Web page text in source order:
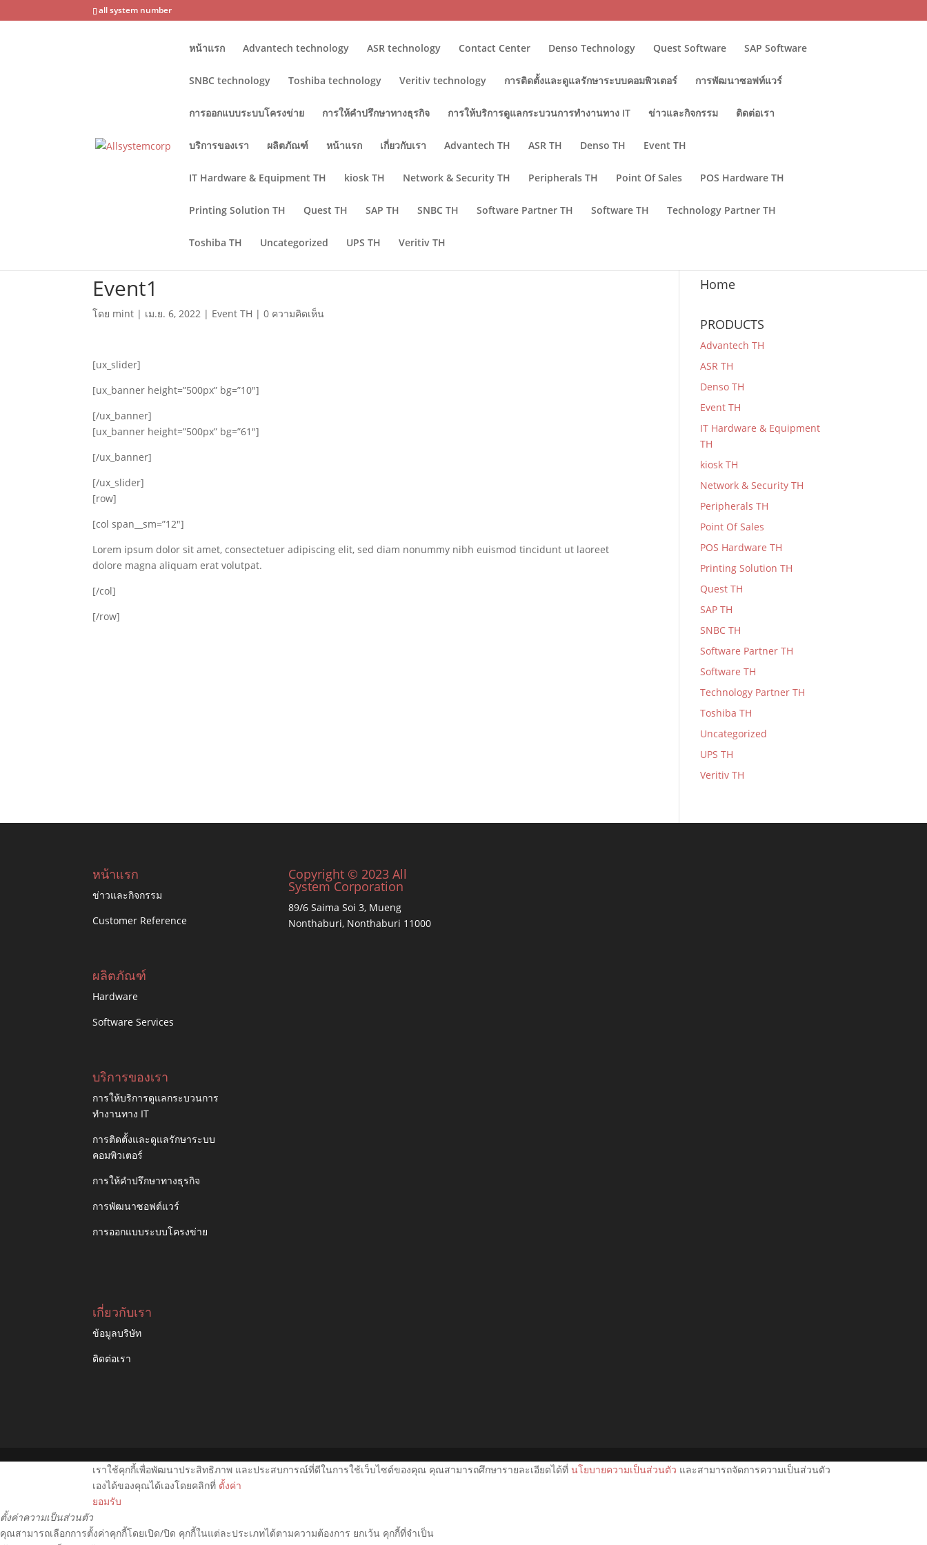
all system number
หน้าแรก Advantech technology ASR technology Contact Center Denso Technology Quest Software SAP Software
SNBC technology Toshiba technology Veritiv technology การติดตั้งและดูแลรักษาระบบคอมพิวเตอร์ การพัฒนาซอฟท์แวร์
การออกแบบระบบโครงข่าย การให้คำปรึกษาทางธุรกิจ การให้บริการดูแลกระบวนการทำงานทาง IT ข่าวและกิจกรรม ติดต่อเรา
บริการของเรา ผลิตภัณฑ์ หน้าแรก เกี่ยวกับเรา Advantech TH ASR TH Denso TH Event TH
IT Hardware & Equipment TH kiosk TH Network & Security TH Peripherals TH Point Of Sales POS Hardware TH
Printing Solution TH Quest TH SAP TH SNBC TH Software Partner TH Software TH Technology Partner TH
Toshiba TH Uncategorized UPS TH Veritiv TH
Event1
โดย mint | เม.ย. 6, 2022 | Event TH |0 ความคิดเห็น
[ux_slider]
[ux_banner height=”500px” bg=”10″]
[/ux_banner]
[ux_banner height=”500px” bg=”61″]
[/ux_banner]
[/ux_slider]
[row]
[col span__sm=”12″]
Lorem ipsum dolor sit amet, consectetuer adipiscing elit, sed diam nonummy nibh euismod tincidunt ut laoreet
dolore magna aliquam erat volutpat.
[/col]
[/row]
Home
PRODUCTS
Advantech TH
ASR TH
Denso TH
Event TH
IT Hardware & Equipment
TH
kiosk TH
Network & Security TH
Peripherals TH
Point Of Sales
POS Hardware TH
Printing Solution TH
Quest TH
SAP TH
SNBC TH
Software Partner TH
Software TH
Technology Partner TH
Toshiba TH
Uncategorized
UPS TH
Veritiv TH
หน้าแรก
ข่าวและกิจกรรม
Customer Reference
ผลิตภัณฑ์
Hardware
Software Services
บริการของเรา
การให้บริการดูแลกระบวนการ
ทำงานทาง IT
การติดตั้งและดูแลรักษาระบบ
คอมพิวเตอร์
การให้คำปรึกษาทางธุรกิจ
การพัฒนาซอฟต์แวร์
การออกแบบระบบโครงข่าย
เกี่ยวกับเรา
ข้อมูลบริษัท
ติดต่อเรา
Copyright © 2023 All
System Corporation
89/6 Saima Soi 3, Mueng
Nonthaburi, Nonthaburi 11000
เราใช้คุกกี้เพื่อพัฒนาประสิทธิภาพ และประสบการณ์ที่ดีในการใช้เว็บไซต์ของคุณ คุณสามารถศึกษารายละเอียดได้ที่นโยบายความเป็นส่วนตัว และสามารถจัดการความเป็นส่วนตัว
เองได้ของคุณได้เองโดยคลิกที่ ตั้งค่า
ยอมรับ
ตั้งค่าความเป็นส่วนตัว
คุณสามารถเลือกการตั้งค่าคุกกี้โดยเปิด/ปิด คุกกี้ในแต่ละประเภทได้ตามความต้องการ ยกเว้น คุกกี้ที่จำเป็น